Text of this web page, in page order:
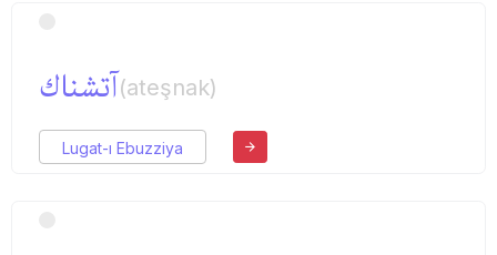
آتشناك(ateşnak)
Lugat-ı Ebuzziya